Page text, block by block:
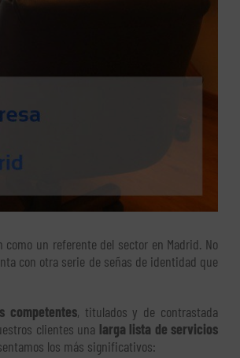
como un referente del sector en Madrid. No
con otra serie de señas de identidad que
competentes, titulados y de contrastada
clientes una larga lista de servicios
los más significativos: